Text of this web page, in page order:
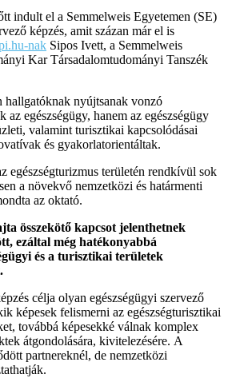
indult el a Semmelweis Egyetemen (SE)
képzés, amit százan már el is
nak Sipos Ivett, a Semmelweis
Kar Társadalomtudományi Tanszék
nyújtsanak vonzó
az egészségügy, hanem az egészségügy
valamint turisztikai kapcsolódásai
és gyakorlatorientáltak.
egészségturizmus területén rendkívül sok
a növekvő nemzetközi és határmenti
az oktató.
összekötő kapcsot jelenthetnek
ezáltal még hatékonyabbá
és a turisztikai területek
célja olyan egészségügyi szervező
képesek felismerni az egészségturisztikai
továbbá képesekké válnak komplex
átgondolására, kivitelezésére. A
partnereknél, de nemzetközi